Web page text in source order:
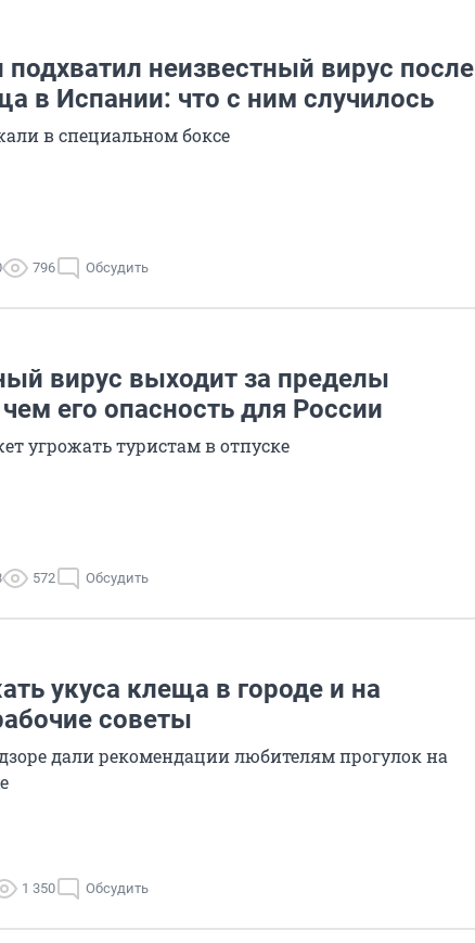
подхватил неизвестный вирус после
в Испании: что с ним случилось
в специальном боксе
796 Обсудить
вирус выходит за пределы
его опасность для России
угрожать туристам в отпуске
572 Обсудить
укуса клеща в городе и на
советы
дали рекомендации любителям прогулок на
1 350 Обсудить